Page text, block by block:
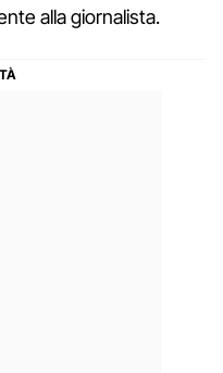
alla giornalista.